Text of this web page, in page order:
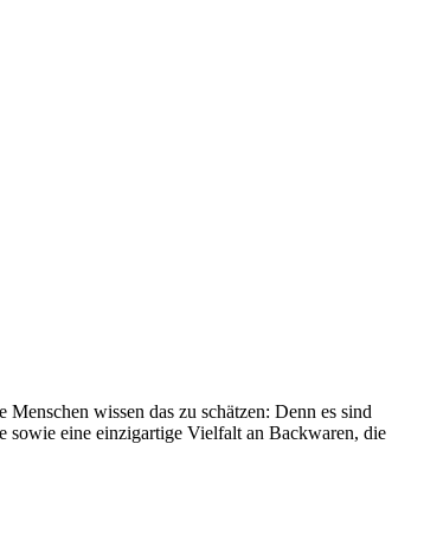
wissen das zu schätzen: Denn es sind
sowie eine einzigartige Vielfalt an Backwaren, die